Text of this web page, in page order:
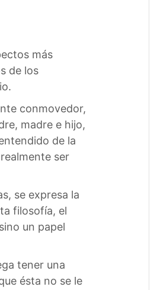
más
de los
conmovedor,
madre e hijo,
de la
ser
se expresa la
filosofía, el
un papel
tener una
ésta no se le